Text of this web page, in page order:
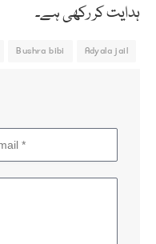
ہدایت کر رکھی ہے۔
Adyala jail
Bushra bibi